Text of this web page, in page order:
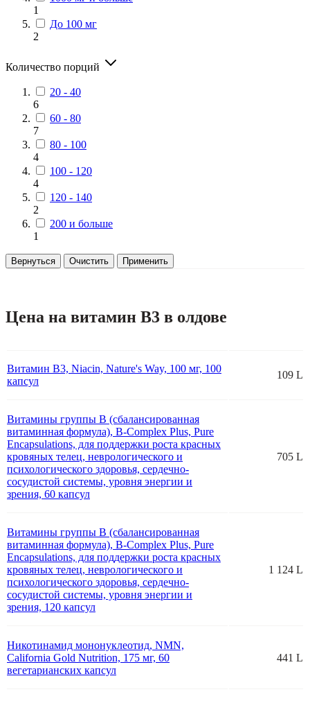
1
До 100 мг
2
Количество порций
20 - 40
6
60 - 80
7
80 - 100
4
100 - 120
4
120 - 140
2
200 и больше
1
Вернуться Очистить Применить
Цена на витамин В3 в олдове
Витамин В3, Niacin, Nature's Way, 100 мг, 100
капсул
109 L
Витамины группы B (сбалансированная
витаминная формула), B-Complex Plus, Pure
Encapsulations, для поддержки роста красных
кровяных телец, неврологического и
психологического здоровья, сердечно-
сосудистой системы, уровня энергии и
зрения, 60 капсул
705 L
Витамины группы B (сбалансированная
витаминная формула), B-Complex Plus, Pure
Encapsulations, для поддержки роста красных
кровяных телец, неврологического и
психологического здоровья, сердечно-
сосудистой системы, уровня энергии и
зрения, 120 капсул
1 124 L
Никотинамид мононуклеотид, NMN,
California Gold Nutrition, 175 мг, 60
вегетарианских капсул
441 L